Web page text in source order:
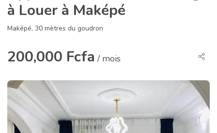
à Louer à Maképé
Maképé, 30 mètres du goudron
200,000 Fcfa / mois